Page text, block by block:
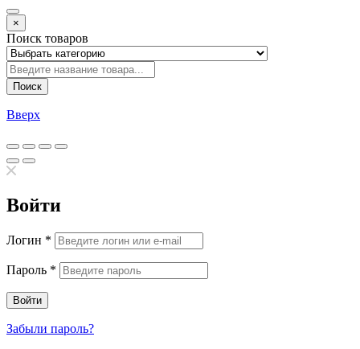
×
Поиск товаров
Поиск
Вверх
Войти
Логин *
Пароль *
Забыли пароль?